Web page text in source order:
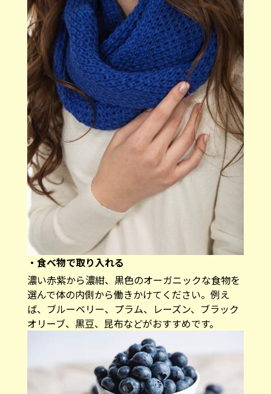
・食べ物で取り入れる
濃い赤紫から濃紺、黒色のオーガニックな食物を
選んで体の内側から働きかけてください。例え
ば、ブルーベリー、プラム、レーズン、ブラック
オリーブ、黒豆、昆布などがおすすめです。